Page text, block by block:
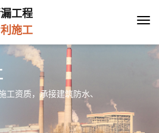
工程
施工
工资质，承接建筑防水、